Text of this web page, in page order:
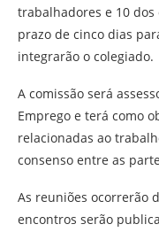
trabalhadores e 10
prazo de cinco dias
integrarão o colegiado.
A comissão será
Emprego e terá como
relacionadas ao
consenso entre as
As reuniões ocorrerão
encontros serão